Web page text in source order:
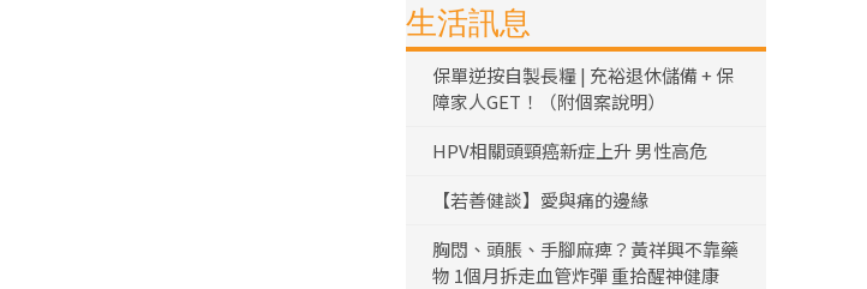
生活訊息
保單逆按自製長糧 | 充裕退休儲備 + 保
障家人GET！（附個案說明）
HPV相關頭頸癌新症上升 男性高危
【若善健談】愛與痛的邊緣
胸悶、頭脹、手腳麻痺？黃祥興不靠藥
物 1個月拆走血管炸彈 重拾醒神健康